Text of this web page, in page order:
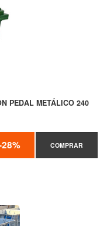
PEDAL METÁLICO 240
COMPRAR